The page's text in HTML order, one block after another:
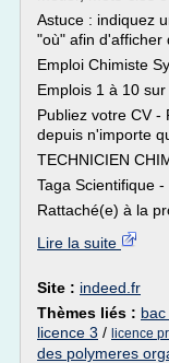
Astuce : indiquez
"où" afin d'afficher
Emploi Chimiste
Emplois 1 à 10
Publiez votre CV -
depuis n'importe
TECHNICIEN
Taga Scientifique -
Rattaché(e) à la
Lire la suite
Site : indeed.fr
Thèmes liés :
licence 3 / licence
des polymeres